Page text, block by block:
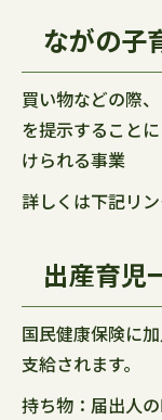
ながの子
買い物などの際
を提示すること
けられる事業
詳しくは下記リ
出産育児
国民健康保険に
支給されます。
持ち物：届出人